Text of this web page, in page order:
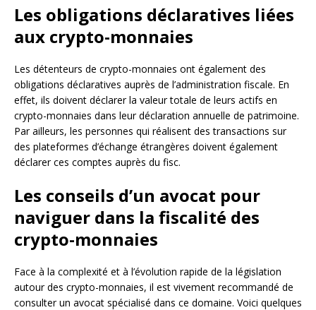
Les obligations déclaratives liées
aux crypto-monnaies
Les détenteurs de crypto-monnaies ont également des
obligations déclaratives auprès de l’administration fiscale. En
effet, ils doivent déclarer la valeur totale de leurs actifs en
crypto-monnaies dans leur déclaration annuelle de patrimoine.
Par ailleurs, les personnes qui réalisent des transactions sur
des plateformes d’échange étrangères doivent également
déclarer ces comptes auprès du fisc.
Les conseils d’un avocat pour
naviguer dans la fiscalité des
crypto-monnaies
Face à la complexité et à l’évolution rapide de la législation
autour des crypto-monnaies, il est vivement recommandé de
consulter un avocat spécialisé dans ce domaine. Voici quelques